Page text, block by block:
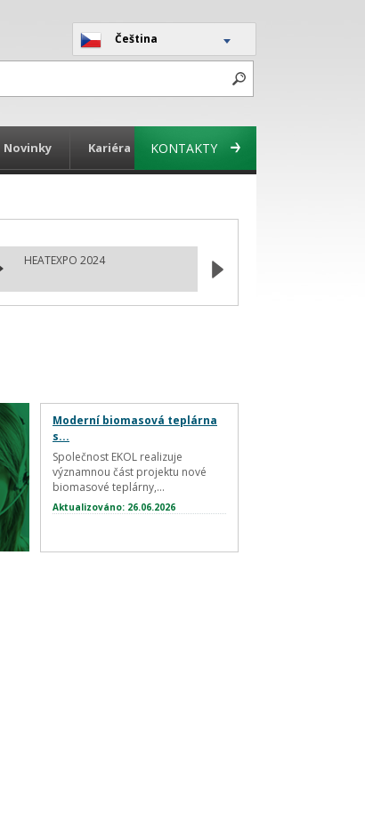
Čeština
Novinky Kariéra KONTAKTY
HEATEXPO 2024
Moderní biomasová teplárna
s...
Společnost EKOL realizuje
významnou část projektu nové
biomasové teplárny,...
Aktualizováno: 26.06.2026